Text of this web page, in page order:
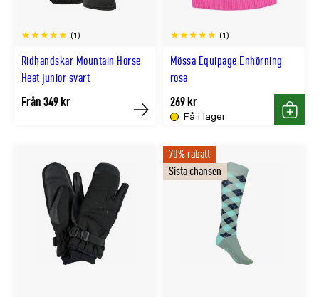
Ridhandskar Mountain Horse
Heat junior svart
(1)
Från 349 kr
Köp
Mössa Equipage Enhörning
rosa
(1)
Få i lager
269 kr
Köp
70% rabatt
Sista chansen